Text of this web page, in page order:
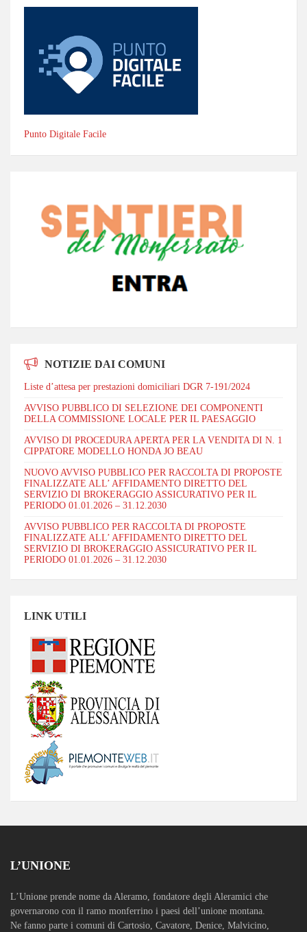
Punto Digitale Facile
NOTIZIE DAI COMUNI
Liste d’attesa per prestazioni domiciliari DGR 7-191/2024
AVVISO PUBBLICO DI SELEZIONE DEI COMPONENTI
DELLA COMMISSIONE LOCALE PER IL PAESAGGIO
AVVISO DI PROCEDURA APERTA PER LA VENDITA DI N. 1
CIPPATORE MODELLO HONDA JO BEAU
NUOVO AVVISO PUBBLICO PER RACCOLTA DI PROPOSTE
FINALIZZATE ALL’ AFFIDAMENTO DIRETTO DEL
SERVIZIO DI BROKERAGGIO ASSICURATIVO PER IL
PERIODO 01.01.2026 – 31.12.2030
AVVISO PUBBLICO PER RACCOLTA DI PROPOSTE
FINALIZZATE ALL’ AFFIDAMENTO DIRETTO DEL
SERVIZIO DI BROKERAGGIO ASSICURATIVO PER IL
PERIODO 01.01.2026 – 31.12.2030
LINK UTILI
L’UNIONE
L’Unione prende nome da Aleramo, fondatore degli Aleramici che
governarono con il ramo monferrino i paesi dell’unione montana.
Ne fanno parte i comuni di Cartosio, Cavatore, Denice, Malvicino,